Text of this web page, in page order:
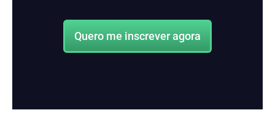
Quero me inscrever agora